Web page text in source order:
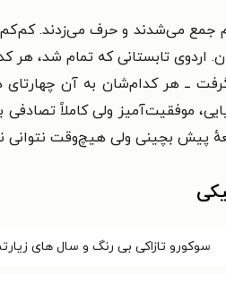
می‌شدند و حرف می‌زدند. کم‌کم
اردوی تابستانی که تمام شد،
ــ هر کدام‌شان به آن چهارتای
موفقیت‌آمیز ولی کاملاً
پیش بچینی ولی هیچ‌وقت نتوانی
سوکورو تازاکی بی رنگ و سال های